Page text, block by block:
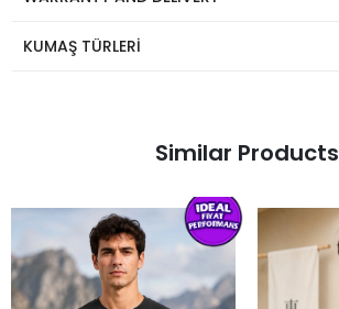
KUMAŞ TÜRLERİ
Similar Products